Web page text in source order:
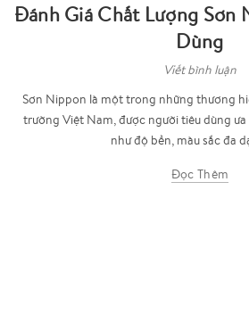
Đánh Giá Chất Lượng Sơn
Dùng
Viết bình luận
Sơn Nippon là một trong những thương
trường Việt Nam, được người tiêu dùng
như độ bền, màu sắc đa
Đọc Thêm